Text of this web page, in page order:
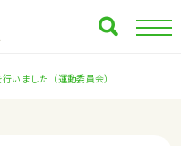
いました（運動委員会）